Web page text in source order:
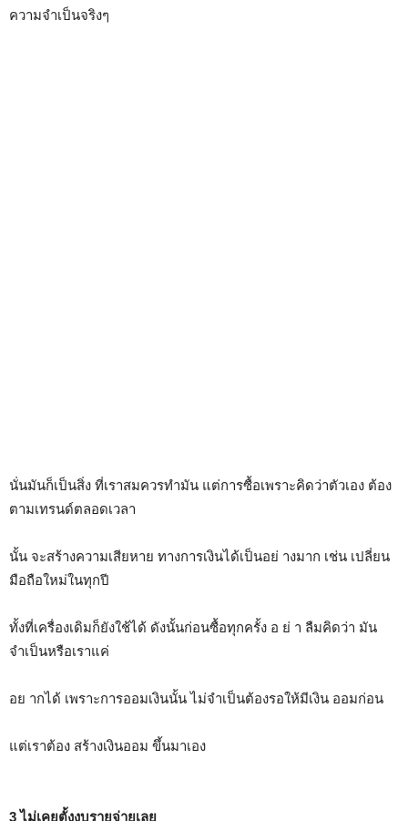
ความจำเป็นจริงๆ
นั่นมันก็เป็นสิ่ง ที่เราสมควรทำมัน แต่การซื้อเพราะคิดว่าตัวเอง ต้อง
ตามเทรนด์ตลอดเวลา
นั้น จะสร้างความเสียหาย ทางการเงินได้เป็นอย่ างมาก เช่น เปลี่ยน
มือถือใหม่ในทุกปี
ทั้งที่เครื่องเดิมก็ยังใช้ได้ ดังนั้นก่อนซื้อทุกครั้ง อ ย่ า ลืมคิดว่า มัน
จำเป็นหรือเราแค่
อย ากได้ เพราะการออมเงินนั้น ไม่จำเป็นต้องรอให้มีเงิน ออมก่อน
แต่เราต้อง สร้างเงินออม ขึ้นมาเอง
3 ไม่เคยตั้งงบรายจ่ายเลย